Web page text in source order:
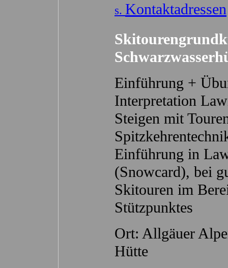
s. Kontaktadressen
Einführung +
Interpretation
Steigen mit
Einführung in
(Snowcard), bei
Skitouren im
Stützpunktes
Ort: Allgäuer
Hütte